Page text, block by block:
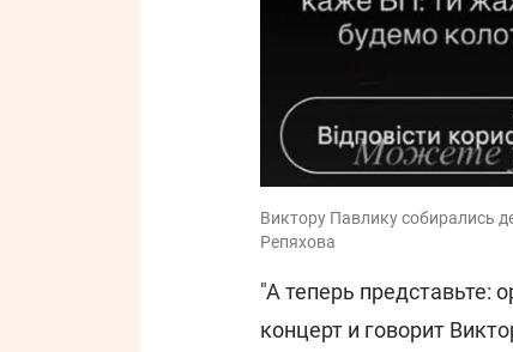
Виктору Павлику собирались
Репяхова
"А теперь представьте:
концерт и говорит